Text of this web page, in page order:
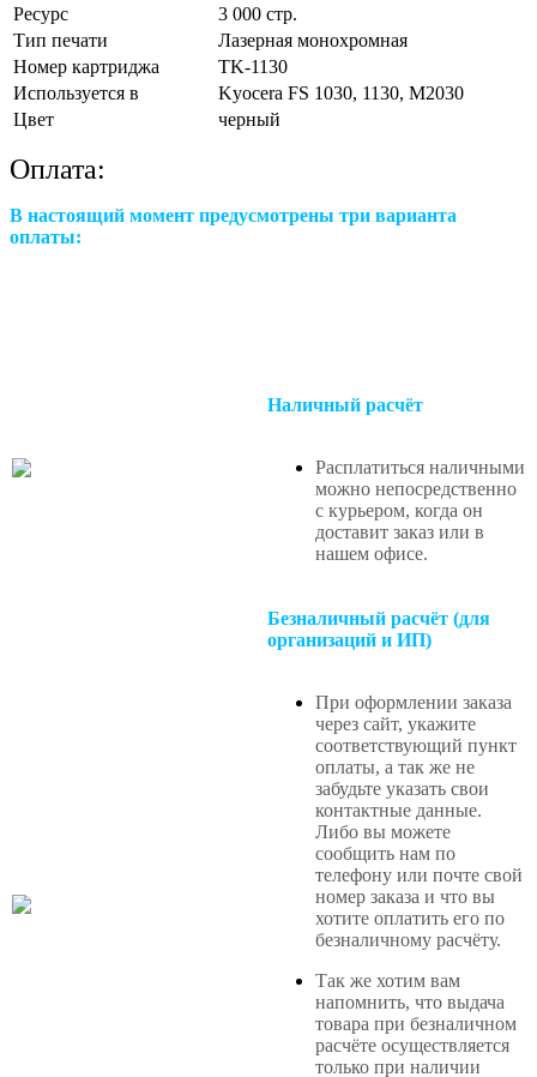
Ресурс
3 000 стр.
Тип печати
Лазерная монохромная
Номер картриджа
TK-1130
Используется в
Kyocera FS 1030, 1130, M2030
Цвет
черный
Оплата:
В настоящий момент предусмотрены три варианта
оплаты:
Наличный расчёт
Расплатиться наличными
можно непосредственно
с курьером, когда он
доставит заказ или в
нашем офисе.
Безналичный расчёт (для
организаций и ИП)
При оформлении заказа
через сайт, укажите
соответствующий пункт
оплаты, а так же не
забудьте указать свои
контактные данные.
Либо вы можете
сообщить нам по
телефону или почте свой
номер заказа и что вы
хотите оплатить его по
безналичному расчёту.
Так же хотим вам
напомнить, что выдача
товара при безналичном
расчёте осуществляется
только при наличии